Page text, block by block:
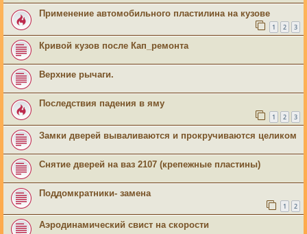
Применение автомобильного пластилина на кузове
1 2 3
Кривой кузов после Кап_ремонта
Верхние рычаги.
Последствия падения в яму
1 2 3
Замки дверей вываливаются и прокручиваются целиком
Снятие дверей на ваз 2107 (крепежные пластины)
Поддомкратники- замена
1 2
Аэродинамический свист на скорости